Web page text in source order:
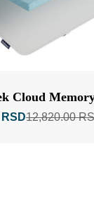
Cloud
12,820.00